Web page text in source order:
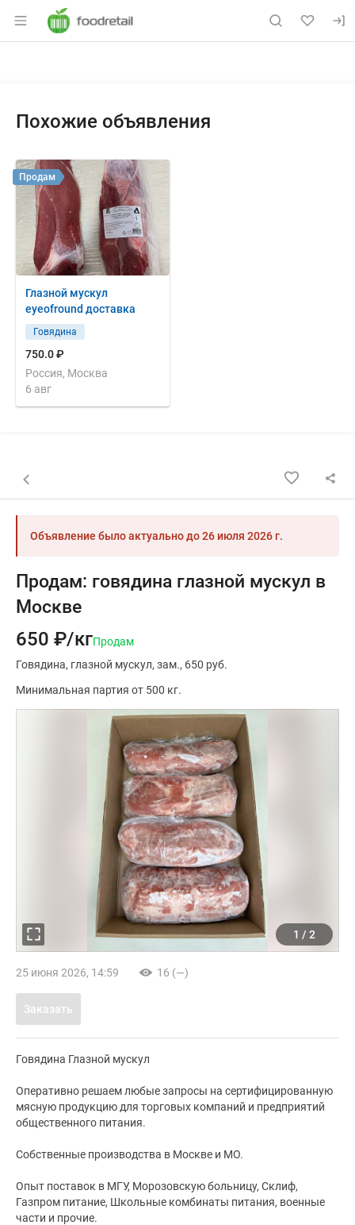
Раздел навигации по сайту
Похожие объявления
Глазной мускул
eyeofround доставка
Говядина
750.0 ₽
Россия, Москва
6 авг
Продам
Назад к списку объявлений
Объявление было актуально до26 июля 2026 г.
Продам: говядина глазной мускул в
Москве
650 ₽/кгПродам
Говядина глазной мускул зам. 650 руб.
Минимальная партия от 500 кг.
1 / 2
25 июня 2026, 14:59 16 (—)
Заказать
Говядина Глазной мускул
Оперативно решаем любые запросы на сертифицированную
мясную продукцию для торговых компаний и предприятий
общественного питания.
Собственные производства в Москве и МО.
Опыт поставок в МГУ, Морозовскую больницу, Склиф,
Газпром питание, Школьные комбинаты питания, военные
части и прочие.